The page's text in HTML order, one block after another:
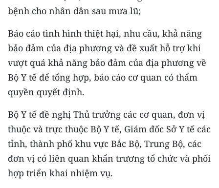
bệnh cho nhân dân sau mưa lũ;
Báo cáo tình hình thiệt hại, nhu cầu, khả năng
bảo đảm của địa phương và đề xuất hỗ trợ khi
vượt quá khả năng bảo đảm của địa phương về
Bộ Y tế để tổng hợp, báo cáo cơ quan có thẩm
quyền quyết định.
Bộ Y tế đề nghị Thủ trưởng các cơ quan, đơn vị
thuộc và trực thuộc Bộ Y tế, Giám đốc Sở Y tế các
tỉnh, thành phố khu vực Bắc Bộ, Trung Bộ, các
đơn vị có liên quan khẩn trương tổ chức và phối
hợp triển khai nhiệm vụ.